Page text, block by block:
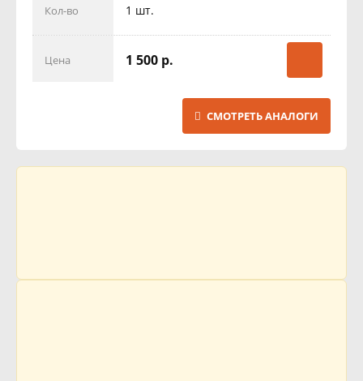
Кол-во 1 шт.
Цена 1 500 р.
СМОТРЕТЬ АНАЛОГИ